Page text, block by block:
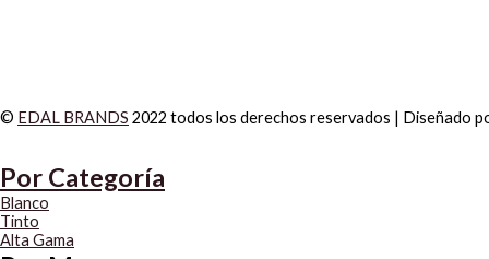
© EDAL BRANDS 2022 todos los derechos reservados | Diseñado
Por Categoría
Blanco
Tinto
Alta Gama